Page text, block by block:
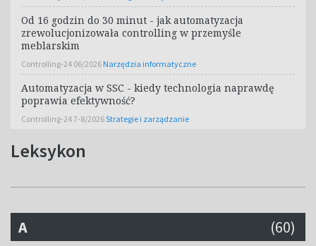
Leksykon
A (60)
Od 16 godzin do 30 minut - jak automatyzacja
zrewolucjonizowała controlling w przemyśle
meblarskim
Controlling-24 06/2026 Narzędzia informatyczne
Automatyzacja w SSC - kiedy technologia naprawdę
poprawia efektywność?
Controlling-24 7-8/2026Strategie i zarządzanie